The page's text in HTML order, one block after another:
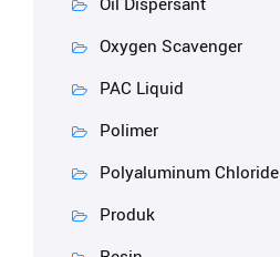
Oxygen Scavenger
PAC Liquid
Polimer
Polyaluminum Chloride
Produk